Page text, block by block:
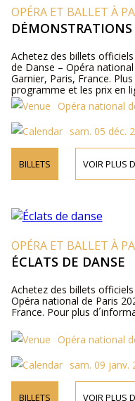
OPÉRA ET BALLET À
DÉMONSTRATIONS
Achetez des billets
de Danse – Opéra
Garnier, Paris, France.
programme et les prix en
Opéra national
sam. 05 déc.
BILLETS VOIR PLUS
OPÉRA ET BALLET À
ÉCLATS DE DANSE
Achetez des billets
Opéra national de Paris
France. Pour plus
Opéra national
sam. 09 janv.
BILLETS VOIR PLUS